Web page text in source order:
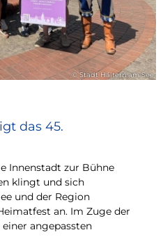
© Stadt Haltern am See
das 45.
Innenstadt zur Bühne
klingt und sich
und der Region
an. Im Zuge der
angepassten